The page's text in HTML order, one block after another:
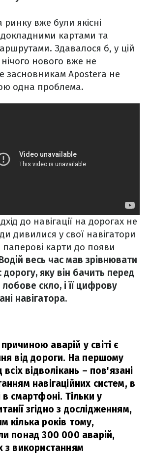
ринку вже були якісні
докладними картами та
Здавалося б, у цій
нового вже не
засновникам Apostera не
одна проблема.
до навігації на дорогах не
дивилися у свої навігатори
паперові карти до появи
весь час мав зрівнювати
дорогу, яку він бачить перед
скло, і її цифрову
навігатора.
аварій у світі є
від дороги. На першому
всіх відволікань – пов'язані
навігаційних систем, в
в смартфоні. Тільки у
згідно з дослідженням,
кілька років тому,
понад 300 000 аварій,
з використанням